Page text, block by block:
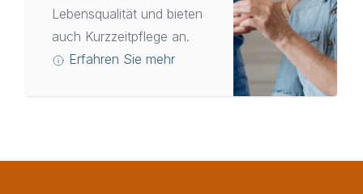
Lebensqualität und bieten
auch Kurzzeitpflege an.
Erfahren Sie mehr